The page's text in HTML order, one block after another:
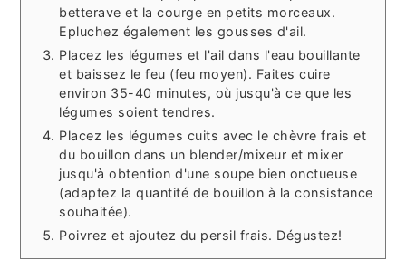
betterave et la courge en petits morceaux.
Epluchez également les gousses d'ail.
Placez les légumes et l'ail dans l'eau bouillante
et baissez le feu (feu moyen). Faites cuire
environ 35-40 minutes, où jusqu'à ce que les
légumes soient tendres.
Placez les légumes cuits avec le chèvre frais et
du bouillon dans un blender/mixeur et mixer
jusqu'à obtention d'une soupe bien onctueuse
(adaptez la quantité de bouillon à la consistance
souhaitée).
Poivrez et ajoutez du persil frais. Dégustez!